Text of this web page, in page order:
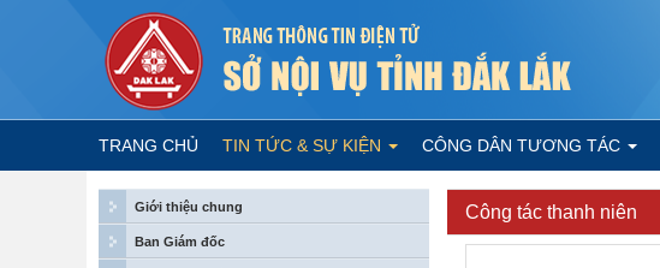
TRANG CHỦ TIN TỨC & SỰ KIỆN CÔNG DÂN TƯƠNG TÁC
Giới thiệu chung
Ban Giám đốc
Công tác thanh niên